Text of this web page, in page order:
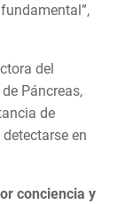
del
Páncreas,
de
en
conciencia y